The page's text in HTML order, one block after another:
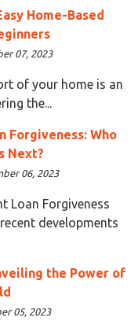
Home-Based
07, 2023
of your home is an
the...
Forgiveness: Who
Next?
06, 2023
Loan Forgiveness
developments
the Power of
05, 2023